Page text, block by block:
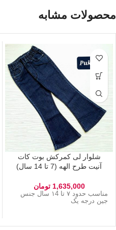
محصولات مشابه
شلوار لی کمرکش بوت کات
آنیت طرح الهه (7 تا 14 سال)
1,635,000 تومان
مناسب حدود ۷ تا ۱4 سال جنس
جین درجه یک